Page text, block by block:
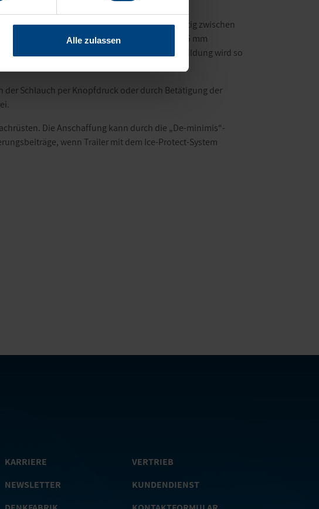
Alle zulassen
ist, direkt ansteuern. Dann wird ein mittig zwischen
befüllt und die Dachplane um circa 175 mm
der Plane abrutschen. Einer möglichen Eisbildung wird so
der Schlauch per Knopfdruck oder durch Betätigung der
Die Anschaffung kann durch die „De-minimis“-
wenn Trailer mit dem Ice-Protect-System
KARRIERE
NEWSLETTER
VERTRIEB
KUNDENDIENST